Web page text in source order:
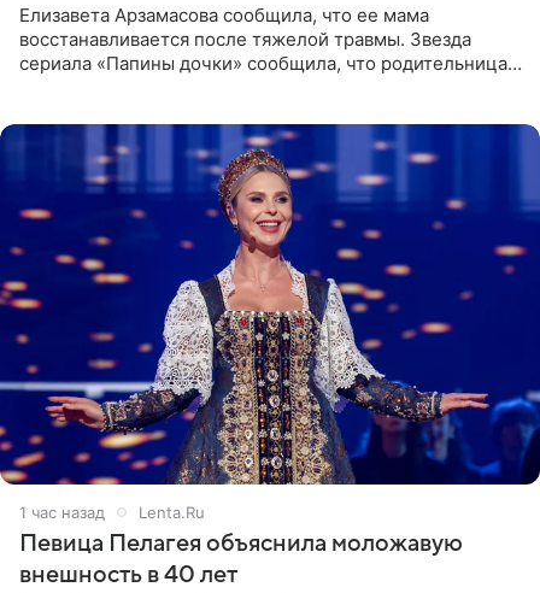
Елизавета Арзамасова сообщила, что ее мама
восстанавливается после тяжелой травмы. Звезда
сериала «Папины дочки» сообщила, что родительница
1 час назад Lenta.Ru
Певица Пелагея объяснила моложавую
внешность в 40 лет